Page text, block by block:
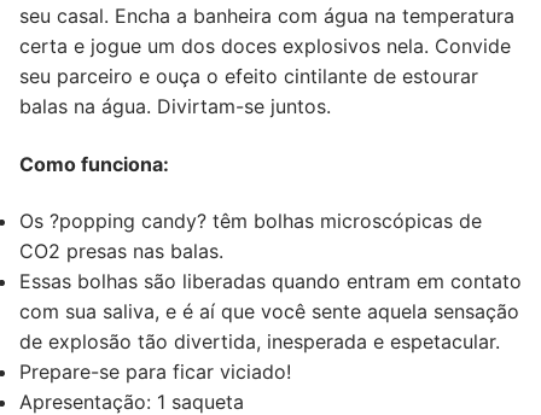
seu casal. Encha a banheira com água na temperatura
certa e jogue um dos doces explosivos nela. Convide
seu parceiro e ouça o efeito cintilante de estourar
balas na água. Divirtam-se juntos.
Como funciona:
Os ?popping candy? têm bolhas microscópicas de
CO2 presas nas balas.
Essas bolhas são liberadas quando entram em contato
com sua saliva, e é aí que você sente aquela sensação
de explosão tão divertida, inesperada e espetacular.
Prepare-se para ficar viciado!
Apresentação: 1 saqueta